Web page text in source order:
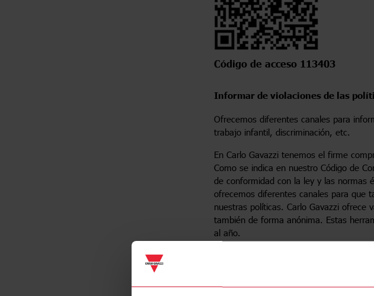
Código de acceso 113403
Informar de violaciones de las
Ofrecemos diferentes canales para
trabajo infantil, discriminación, etc.
En Carlo Gavazzi tenemos el firme
Como se indica en nuestro Código de
de conformidad con la ley y las normas
ofrecemos diferentes canales para que
nuestras políticas. Carlo Gavazzi ofrece
también de forma anónima. Estas
al año.